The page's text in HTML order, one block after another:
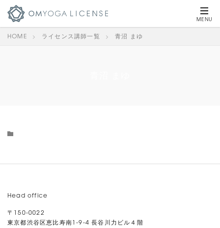
HOME ライセンス講師一覧 青沼 まゆ
Head office
〒150-0022
東京都渋谷区恵比寿南1-9-4 長谷川力ビル４階